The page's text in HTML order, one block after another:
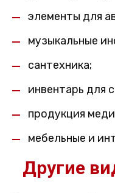
элементы для
музыкальные
сантехника;
инвентарь для
продукция
мебельные и
Другие